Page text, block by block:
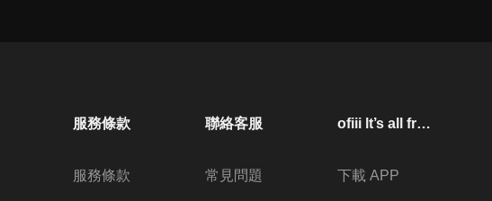
服務條款
服務條款
聯絡客服
常見問題
ofiii lt’s all free
下載 APP